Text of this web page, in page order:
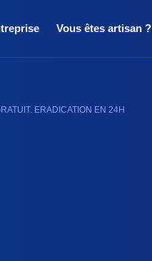
Vous êtes artisan ?
ERADICATION EN 24H